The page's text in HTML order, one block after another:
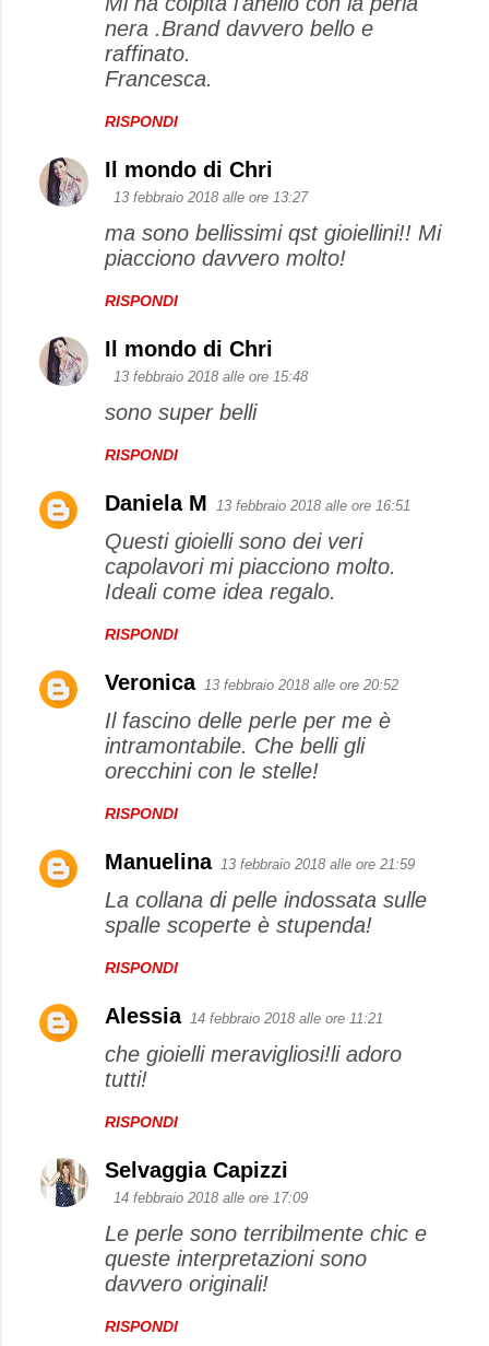
nera .Brand davvero bello e
raffinato.
Francesca.
RISPONDI
Il mondo di Chri
13 febbraio 2018 alle ore 13:27
ma sono bellissimi qst gioiellini!! Mi
piacciono davvero molto!
RISPONDI
Il mondo di Chri
13 febbraio 2018 alle ore 15:48
sono super belli
RISPONDI
Daniela M 13 febbraio 2018 alle ore 16:51
Questi gioielli sono dei veri
capolavori mi piacciono molto.
Ideali come idea regalo.
RISPONDI
Veronica 13 febbraio 2018 alle ore 20:52
Il fascino delle perle per me è
intramontabile. Che belli gli
orecchini con le stelle!
RISPONDI
Manuelina 13 febbraio 2018 alle ore 21:59
La collana di pelle indossata sulle
spalle scoperte è stupenda!
RISPONDI
Alessia 14 febbraio 2018 alle ore 11:21
che gioielli meravigliosi!li adoro
tutti!
RISPONDI
Selvaggia Capizzi
14 febbraio 2018 alle ore 17:09
Le perle sono terribilmente chic e
queste interpretazioni sono
davvero originali!
RISPONDI